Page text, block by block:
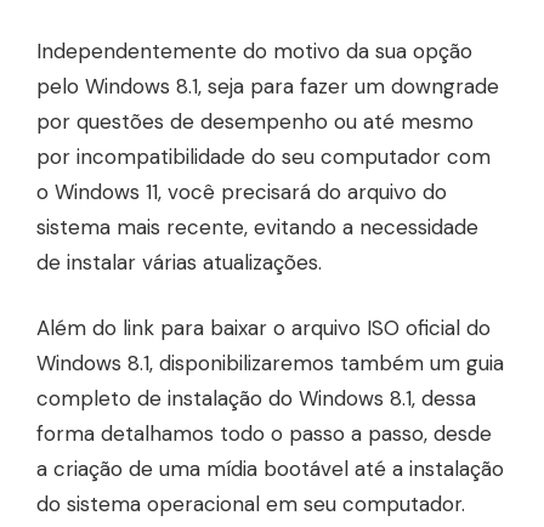
Independentemente do motivo da sua opção
pelo Windows 8.1, seja para fazer um downgrade
por questões de desempenho ou até mesmo
por incompatibilidade do seu computador com
o Windows 11, você precisará do arquivo do
sistema mais recente, evitando a necessidade
de instalar várias atualizações.
Além do link para baixar o arquivo ISO oficial do
Windows 8.1, disponibilizaremos também um guia
completo de instalação do Windows 8.1, dessa
forma detalhamos todo o passo a passo, desde
a criação de uma mídia bootável até a instalação
do sistema operacional em seu computador.